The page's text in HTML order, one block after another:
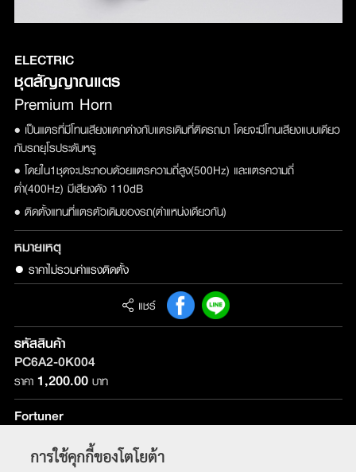
ELECTRIC
ชุดสัญญาณแตร
Premium Horn
• เป็นแตรที่มีโทนเสียงแตกต่างกับแตรเดิมที่ติดรถมา โดยจะมีโทนเสียงแบบเดียว
กับรถยุโรประดับหรู
• โดยใน1ชุดจะประกอบด้วยแตรความถี่สูง(500Hz) และแตรความถี่
ต่ำ(400Hz) มีเสียงดัง 110dB
• ติดตั้งแทนที่แตรตัวเดิมของรถ(ตำแหน่งเดียวกัน)
หมายเหตุ
● ราคาไม่รวมค่าแรงติดตั้ง
แชร์
รหัสสินค้า
PC6A2-0K004
ราคา 1,200.00บาท
Fortuner
การใช้คุกกี้ของโตโยต้า